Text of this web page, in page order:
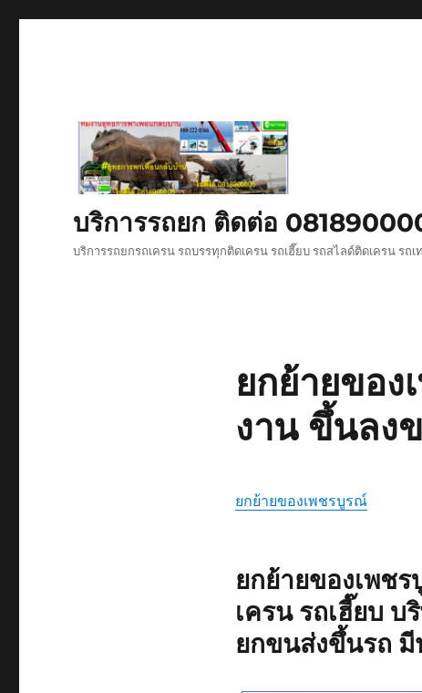
บริการรถยก ติดต่อ
บริการรถยกรถเครน รถบรรทุกติดเครน รถเฮี๊ยบ รถสไลด์ติดเครน ร
ยกย้ายของ
งาน ขึ้นลง
ยกย้ายของเพชรบูรณ์
ยกย้ายของเพช
เครน รถเฮี๊ยบ
ยกขนส่งขึ้นรถ